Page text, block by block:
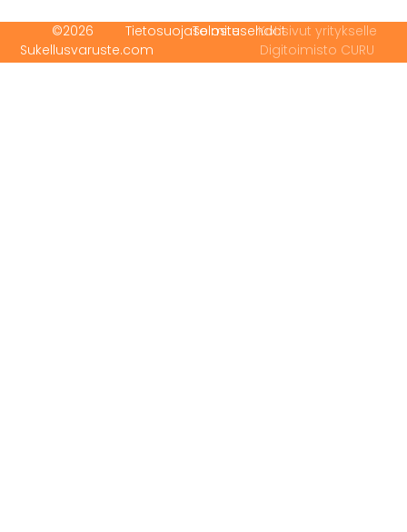
©2026
Sukellusvaruste.com
TietosuojaselosteToimitusehdotKotisivut yritykselle
Digitoimisto CURU